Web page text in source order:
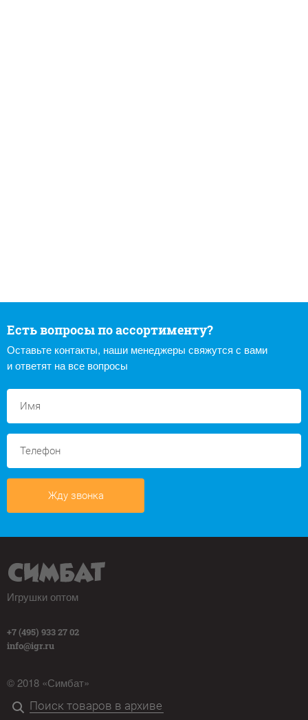
Есть вопросы по ассортименту?
Оставьте контакты, наши менеджеры свяжутся с вами
и ответят на все вопросы
Жду звонка
Игрушки оптом
+7 (495) 933 27 02
info@igr.ru
© 2018 «Симбат»